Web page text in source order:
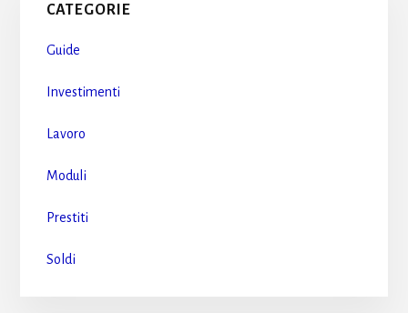
Sidebar
CATEGORIE
Guide
Investimenti
Lavoro
Moduli
Prestiti
Soldi